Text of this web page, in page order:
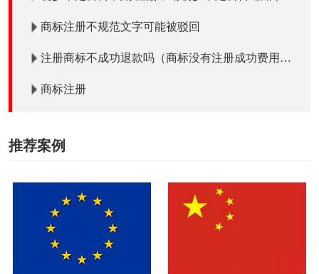
商标注册不规范文字可能被驳回
注册商标不成功退款吗（商标没有注册成功费用退
商标注册
推荐案例